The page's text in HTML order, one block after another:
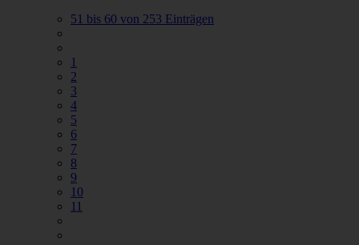
51 bis 60 von 253 Einträgen
1
2
3
4
5
6
7
8
9
10
11